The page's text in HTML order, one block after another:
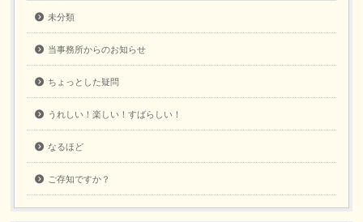
未分類
当事務所からのお知らせ
ちょっとした疑問
うれしい！楽しい！すばらしい！
なるほど
ご存知ですか？